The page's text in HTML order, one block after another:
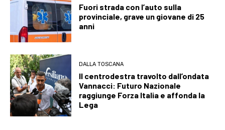
Fuori strada con l’auto sulla
provinciale, grave un giovane di 25
anni
DALLA TOSCANA
Il centrodestra travolto dall’ondata
Vannacci: Futuro Nazionale
raggiunge Forza Italia e affonda la
Lega